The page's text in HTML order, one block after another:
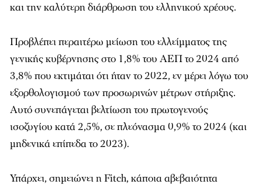
και την καλύτερη διάρθρωση του ελληνικού χρέους.
Προβλέπει περαιτέρω μείωση του ελλείμματος της
γενικής κυβέρνησης στο 1,8% του ΑΕΠ το 2024 από
3,8% που εκτιμάται ότι ήταν το 2022, εν μέρει λόγω του
εξορθολογισμού των προσωρινών μέτρων στήριξης.
Αυτό συνεπάγεται βελτίωση του πρωτογενούς
ισοζυγίου κατά 2,5%, σε πλεόνασμα 0,9% το 2024 (και
μηδενικά επίπεδα το 2023).
Υπάρχει, σημειώνει η Fitch, κάποια αβεβαιότητα